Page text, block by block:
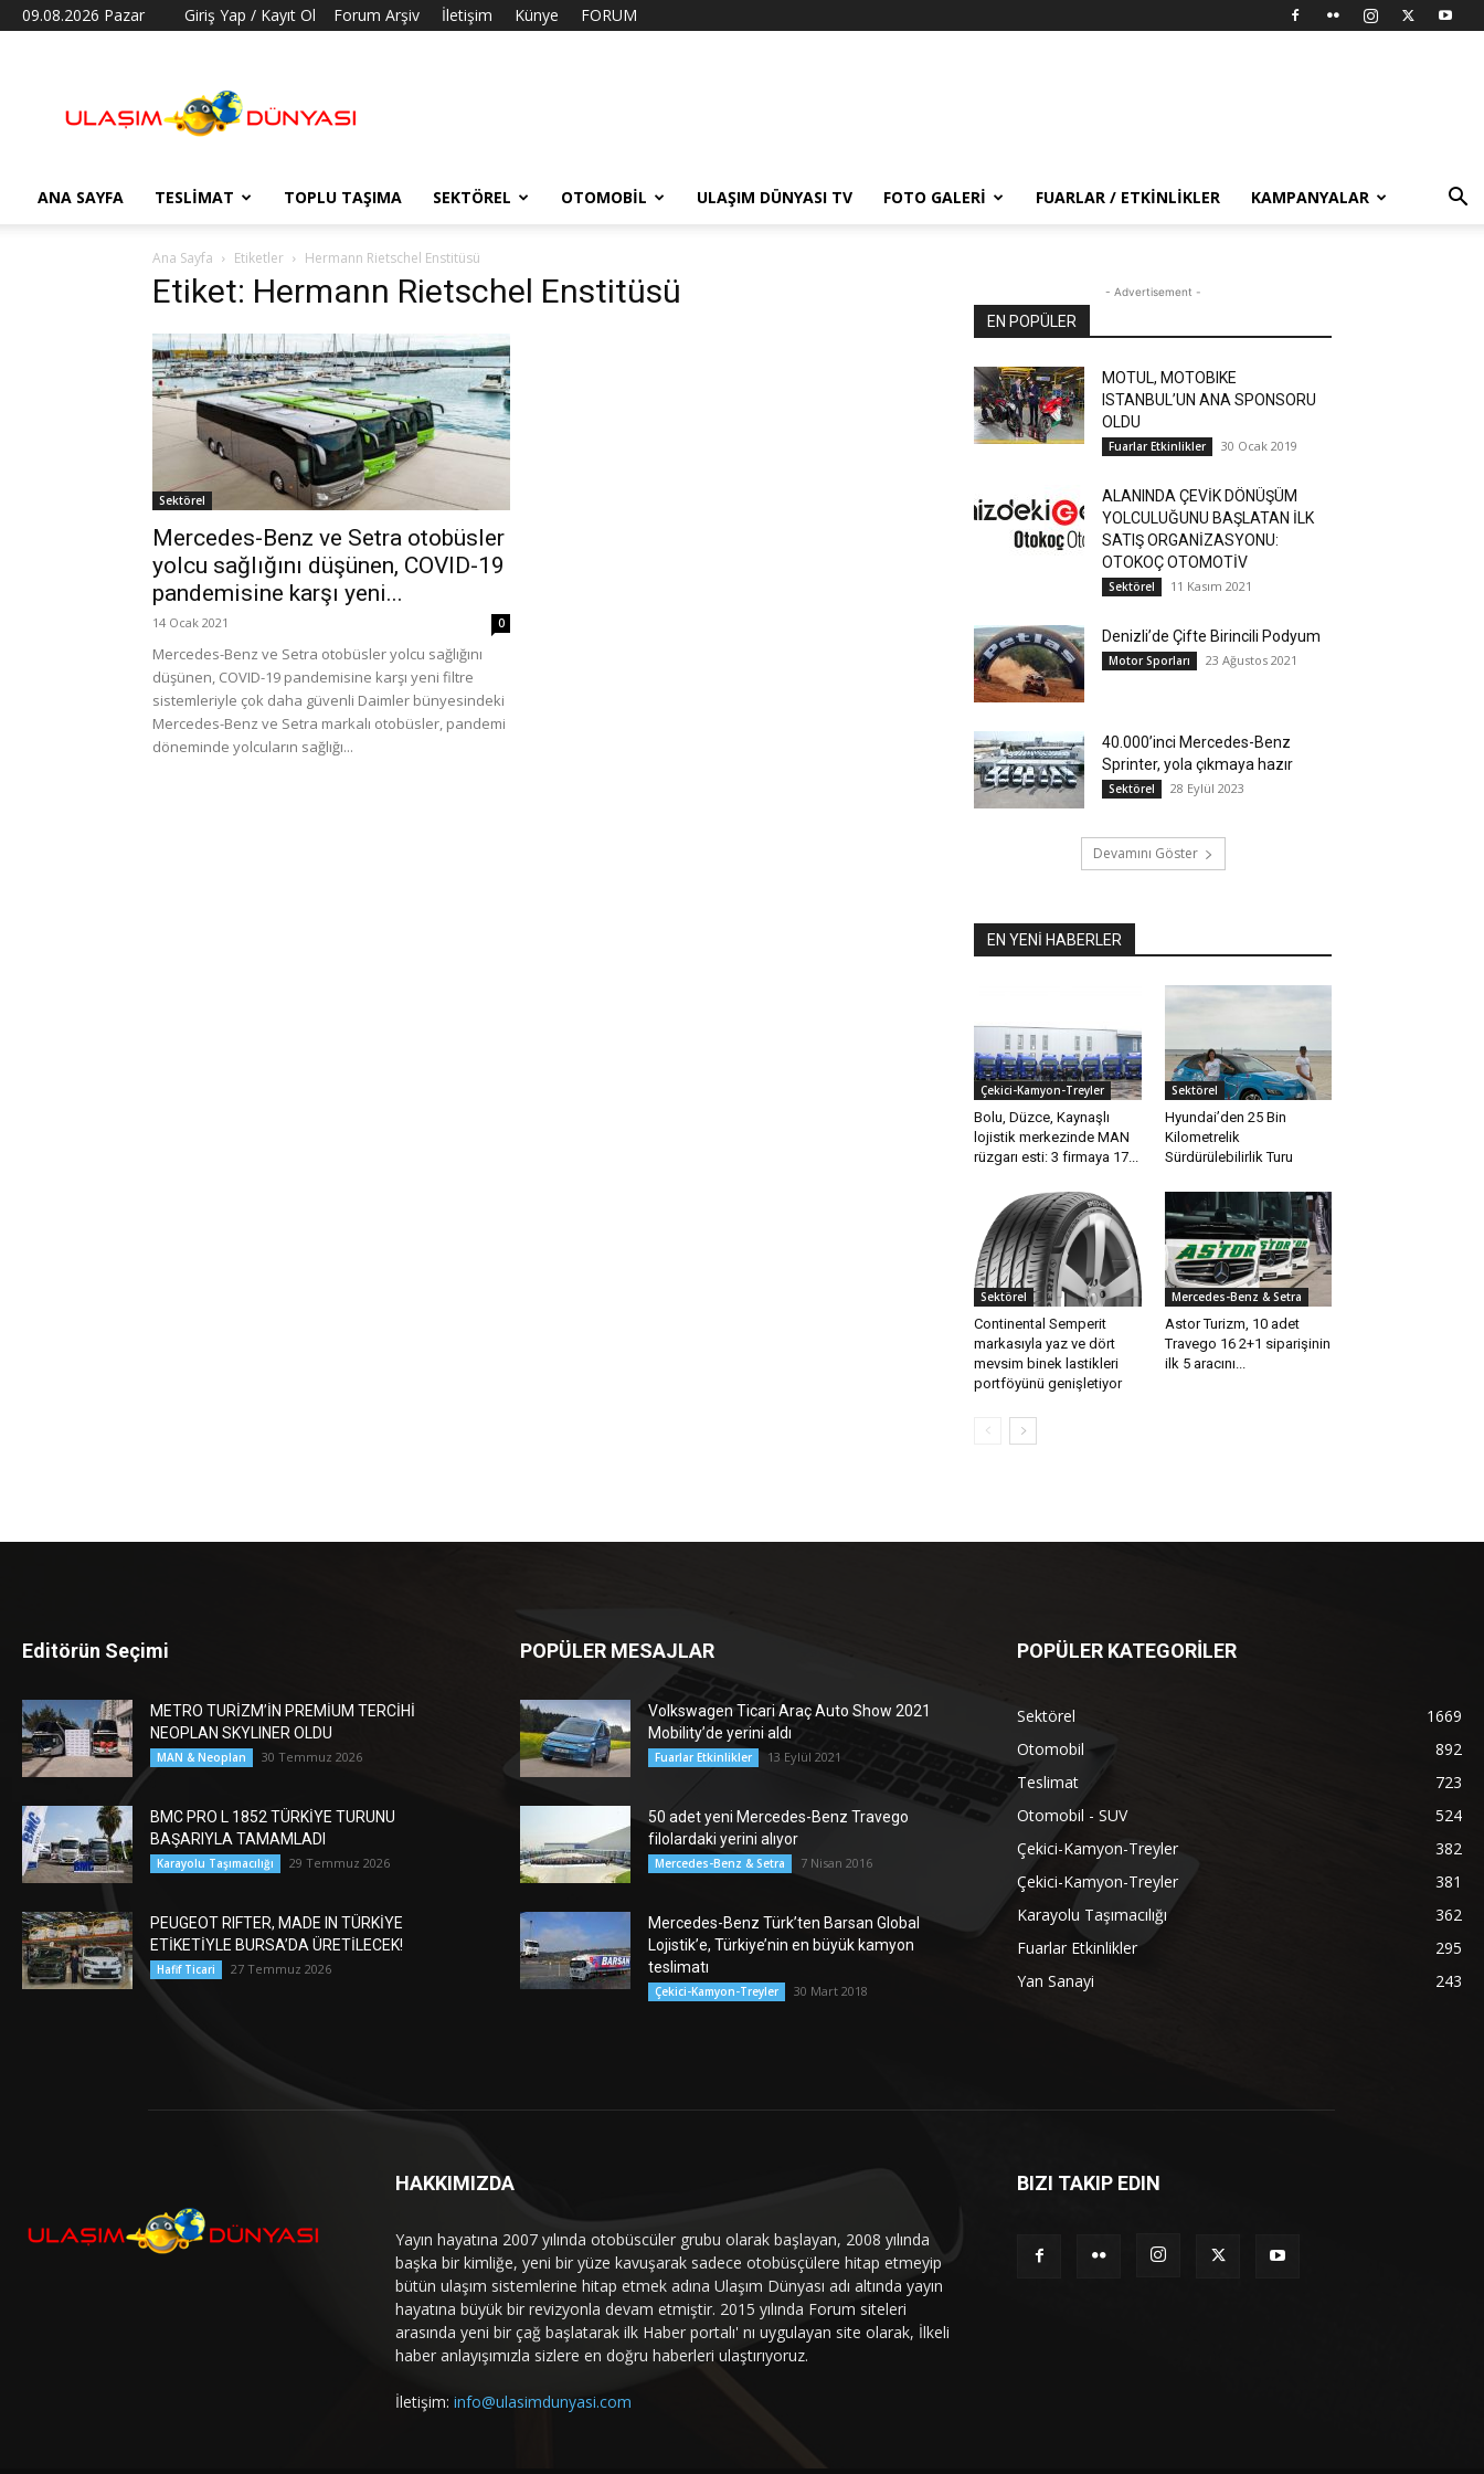
09.08.2026 Pazar Giriş Yap / Kayıt Ol Forum Arşiv İletişim Künye FORUM
Dünyası
ANA SAYFA TESLIMAT TOPLU TAŞIMA SEKTÖREL OTOMOBIL ULAŞIM DÜNYASI TV FOTO GALERI FUARLAR / ETKINLIKLER KAMPANYALAR
Ana Sayfa Etiketler Hermann Rietschel Enstitüsü
Etiket: Hermann Rietschel Enstitüsü
Sektörel
Mercedes-Benz ve Setra otobüsler
yolcu sağlığını düşünen, COVID-19
pandemisine karşı yeni...
14 Ocak 2021 0
Mercedes-Benz ve Setra otobüsler yolcu sağlığını
düşünen, COVID-19 pandemisine karşı yeni filtre
sistemleriyle çok daha güvenli Daimler bünyesindeki
Mercedes-Benz ve Setra markalı otobüsler, pandemi
döneminde yolcuların sağlığı...
- Advertisement -
EN POPÜLER
MOTUL, MOTOBIKE
ISTANBUL’UN ANA SPONSORU
OLDU
Fuarlar Etkinlikler 30 Ocak 2019
ALANINDA ÇEVİK DÖNÜŞÜM
YOLCULUĞUNU BAŞLATAN İLK
SATIŞ ORGANİZASYONU:
OTOKOÇ OTOMOTİV
Sektörel 11 Kasım 2021
Denizli’de Çifte Birincili Podyum
Motor Sporları 23 Ağustos 2021
40.000’inci Mercedes-Benz
Sprinter, yola çıkmaya hazır
Sektörel 28 Eylül 2023
Devamını Göster
EN YENİ HABERLER
Çekici-Kamyon-Treyler
Bolu, Düzce, Kaynaşlı
lojistik merkezinde MAN
rüzgarı esti: 3 firmaya 17...
Sektörel
Hyundai’den 25 Bin
Kilometrelik
Sürdürülebilirlik Turu
Sektörel
Continental Semperit
markasıyla yaz ve dört
mevsim binek lastikleri
portföyünü genişletiyor
Mercedes-Benz & Setra
Astor Turizm, 10 adet
Travego 16 2+1 siparişinin
ilk 5 aracını...
Editörün Seçimi
METRO TURİZM’İN PREMİUM TERCİHİ
NEOPLAN SKYLINER OLDU
MAN & Neoplan 30 Temmuz 2026
BMC PRO L 1852 TÜRKİYE TURUNU
BAŞARIYLA TAMAMLADI
Karayolu Taşımacılığı 29 Temmuz 2026
PEUGEOT RIFTER, MADE IN TÜRKİYE
ETİKETİYLE BURSA’DA ÜRETİLECEK!
Hafif Ticari 27 Temmuz 2026
POPÜLER MESAJLAR
Volkswagen Ticari Araç Auto Show 2021
Mobility’de yerini aldı
Fuarlar Etkinlikler 13 Eylül 2021
50 adet yeni Mercedes-Benz Travego
filolardaki yerini alıyor
Mercedes-Benz & Setra 7 Nisan 2016
Mercedes-Benz Türk’ten Barsan Global
Lojistik’e, Türkiye’nin en büyük kamyon
teslimatı
Çekici-Kamyon-Treyler 30 Mart 2018
POPÜLER KATEGORİLER
Sektörel
1669
Otomobil
892
Teslimat
723
Otomobil - SUV
524
Çekici-Kamyon-Treyler
382
Çekici-Kamyon-Treyler
381
Karayolu Taşımacılığı
362
Fuarlar Etkinlikler
295
Yan Sanayi
243
HAKKIMIZDA
Yayın hayatına 2007 yılında otobüscüler grubu olarak başlayan, 2008 yılında
başka bir kimliğe, yeni bir yüze kavuşarak sadece otobüsçülere hitap etmeyip
bütün ulaşım sistemlerine hitap etmek adına Ulaşım Dünyası adı altında yayın
hayatına büyük bir revizyonla devam etmiştir. 2015 yılında Forum siteleri
arasında yeni bir çağ başlatarak ilk Haber portalı' nı uygulayan site olarak, İlkeli
haber anlayışımızla sizlere en doğru haberleri ulaştırıyoruz.
İletişim: info@ulasimdunyasi.com
BIZI TAKIP EDIN